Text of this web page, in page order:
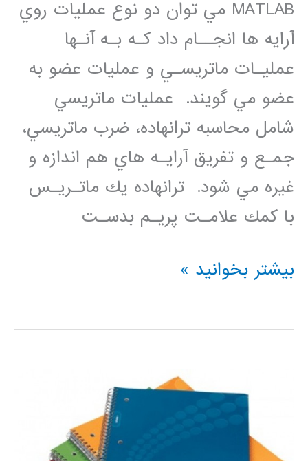
MATLAB مي توان دو نوع عمليات روي
آرايه ها انجــام داد كـه بـه آنـها
عمليـات ماتريسـي و عمليات عضو به
عضو مي گويند. عمليات ماتريسي
شامل محاسبه ترانهاده، ضرب ماتريسي،
جمـع و تفريق آرايـه هاي هم اندازه و
غيره مي شود. ترانهاده يك ماتـريـس
با كمك علامـت پريـم بدسـت
عمليات
روي
متلب
بیشتر بخوانید »